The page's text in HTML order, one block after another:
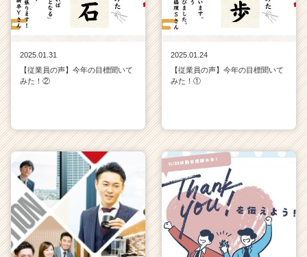
2025.01.31
【従業員の声】今年の目標聞いて
みた！②
2025.01.24
【従業員の声】今年の目標聞いて
みた！①